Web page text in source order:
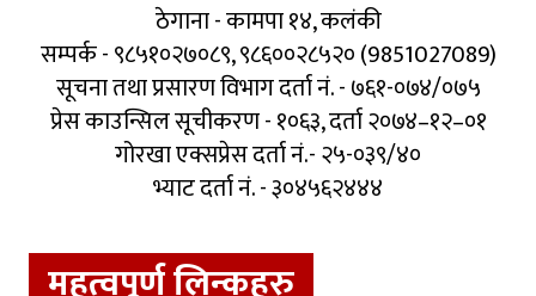
ठेगाना - कामपा १४, कलंकी
सम्पर्क - ९८५१०२७०८९, ९८६००२८५२० (9851027089)
सूचना तथा प्रसारण विभाग दर्ता नं. - ७६१-०७४/०७५
प्रेस काउन्सिल सूचीकरण - १०६३, दर्ता २०७४–१२–०१
गोरखा एक्सप्रेस दर्ता नं.- २५-०३९/४०
भ्याट दर्ता नं. - ३०४५६२४४४